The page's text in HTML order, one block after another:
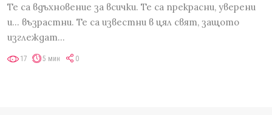
Те са вдъхновение за всички. Те са прекрасни, уверени
и... възрастни. Те са известни в цял свят, защото
изглеждат…
17 5 мин 0